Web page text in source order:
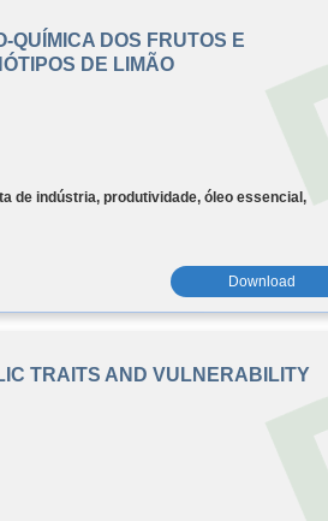
QUÍMICA DOS FRUTOS E
DE LIMÃO
de indústria, produtividade, óleo essencial,
Download
TRAITS AND VULNERABILITY